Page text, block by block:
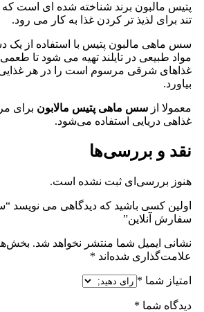
پتیس مالبون برند شناخته شده‌ ای است که
تند برای لذیذ تر کردن غذا به کار می رود.
سس ماهی مالبون پتیس با استفاده از یک
مواد طبیعی در تایلند تهیه می شود تا
غذاهای شرقی مرسوم است را در هر غذایی
بیاورد.
معمولا از سس ماهی پتیس مالابون برای
غذاهی دریایی استفاده می‌شود.
نقد و بررسی‌ها
هنوز بررسی‌ای ثبت نشده است.
اولین کسی باشید که دیدگاهی می نویسد
سفارش آنلاین”
نشانی ایمیل شما منتشر نخواهد شد.
علامت‌گذاری شده‌اند *
امتیاز شما *
دیدگاه شما *